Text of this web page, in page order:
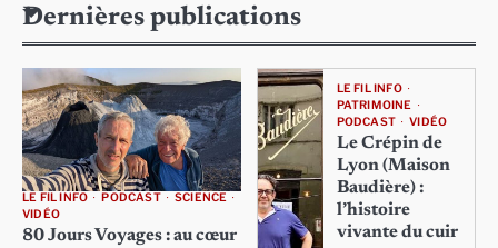
Dernières publications
LE FIL INFO PODCAST
SCIENCE
VIDÉO
80 Jours Voyages : au cœur
LE FIL INFO
PATRIMOINE
PODCAST
VIDÉO
Le Crépin de
Lyon (Maison
Baudière) :
l’histoire
vivante du cuir